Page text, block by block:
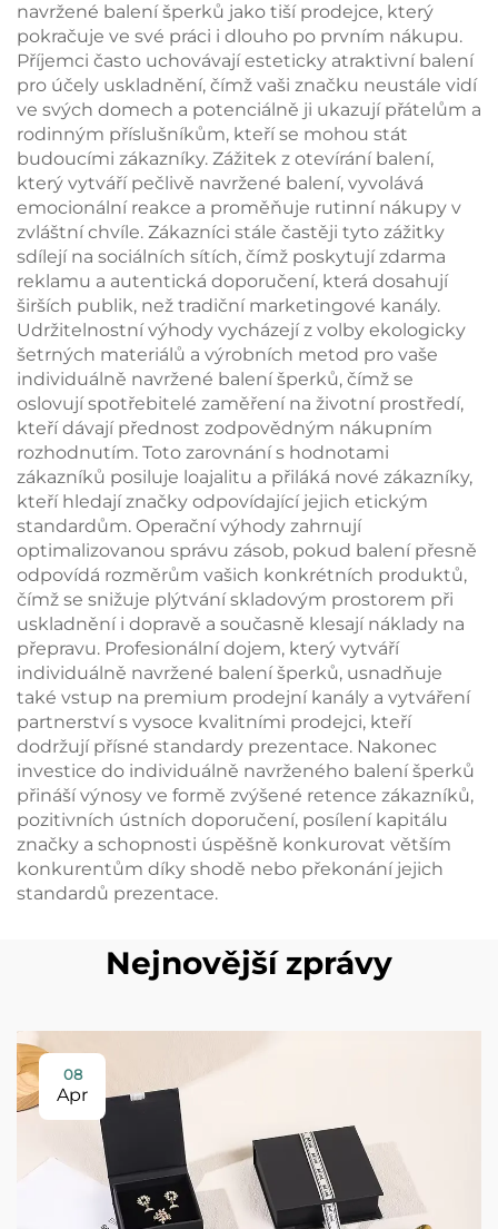
navržené balení šperků jako tiší prodejce, který
pokračuje ve své práci i dlouho po prvním nákupu.
Příjemci často uchovávají esteticky atraktivní balení
pro účely uskladnění, čímž vaši značku neustále vidí
ve svých domech a potenciálně ji ukazují přátelům a
rodinným příslušníkům, kteří se mohou stát
budoucími zákazníky. Zážitek z otevírání balení,
který vytváří pečlivě navržené balení, vyvolává
emocionální reakce a proměňuje rutinní nákupy v
zvláštní chvíle. Zákazníci stále častěji tyto zážitky
sdílejí na sociálních sítích, čímž poskytují zdarma
reklamu a autentická doporučení, která dosahují
širších publik, než tradiční marketingové kanály.
Udržitelnostní výhody vycházejí z volby ekologicky
šetrných materiálů a výrobních metod pro vaše
individuálně navržené balení šperků, čímž se
oslovují spotřebitelé zaměření na životní prostředí,
kteří dávají přednost zodpovědným nákupním
rozhodnutím. Toto zarovnání s hodnotami
zákazníků posiluje loajalitu a přiláká nové zákazníky,
kteří hledají značky odpovídající jejich etickým
standardům. Operační výhody zahrnují
optimalizovanou správu zásob, pokud balení přesně
odpovídá rozměrům vašich konkrétních produktů,
čímž se snižuje plýtvání skladovým prostorem při
uskladnění i dopravě a současně klesají náklady na
přepravu. Profesionální dojem, který vytváří
individuálně navržené balení šperků, usnadňuje
také vstup na premium prodejní kanály a vytváření
partnerství s vysoce kvalitními prodejci, kteří
dodržují přísné standardy prezentace. Nakonec
investice do individuálně navrženého balení šperků
přináší výnosy ve formě zvýšené retence zákazníků,
pozitivních ústních doporučení, posílení kapitálu
značky a schopnosti úspěšně konkurovat větším
konkurentům díky shodě nebo překonání jejich
standardů prezentace.
Nejnovější zprávy
08
Apr